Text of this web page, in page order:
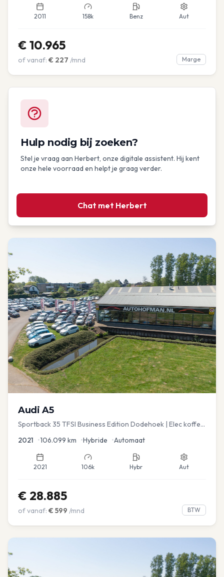
2011 158k Benz Aut
€ 10.965
of vanaf: € 227 /mnd Marge
Hulp nodig bij zoeken?
Stel je vraag aan Herbert, onze digitale assistent. Hij kent
onze hele voorraad en helpt je graag verder.
Chat met Herbert
Audi A5
Sportback 35 TFSI Business Edition Dodehoek | Elec koffer
2021 •106.099 km •Hybride •Automaat
2021 106k Hybr Aut
€ 28.885
of vanaf: € 599 /mnd BTW